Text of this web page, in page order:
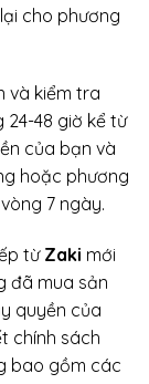
cho phương
và kiểm tra
48 giờ kể từ
của bạn và
hoặc phương
7 ngày.
từ Zaki mới
đã mua sản
quyền của
chính sách
bao gồm các